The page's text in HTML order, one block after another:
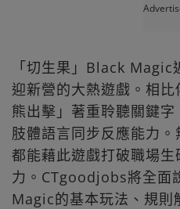
「切生果」Black Magic
迎新營的大熱遊戲。相
熊出擊」著重聆聽關鍵
肢體語言同步反應能力。
都能藉此遊戲打破職場
力。CTgoodjobs將全面
Magic的基本玩法、規則